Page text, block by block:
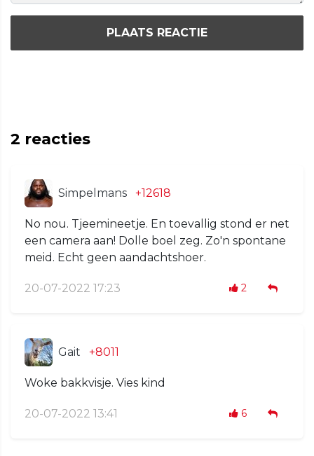
PLAATS REACTIE
2 reacties
Simpelmans +12618
No nou. Tjeemineetje. En toevallig stond er net
een camera aan! Dolle boel zeg. Zo'n spontane
meid. Echt geen aandachtshoer.
20-07-2022 17:23 2
Gait +8011
Woke bakkvisje. Vies kind
20-07-2022 13:41 6